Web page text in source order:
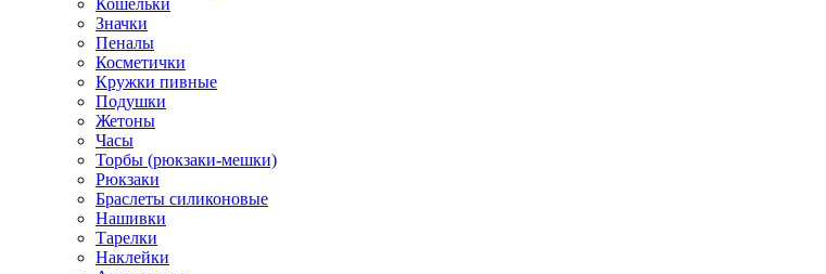
Кошельки
Значки
Пеналы
Косметички
Кружки пивные
Подушки
Жетоны
Часы
Торбы (рюкзаки-мешки)
Рюкзаки
Браслеты силиконовые
Нашивки
Тарелки
Наклейки